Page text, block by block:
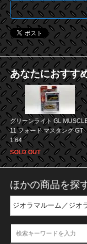
あなたにおすす
グリーンライト GL
11 フォード マスタング GT
1:64
SOLD OUT
ほかの商品を探